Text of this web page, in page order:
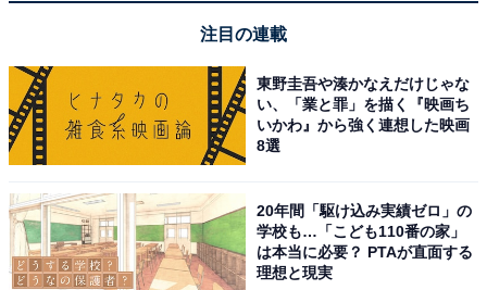
注目の連載
東野圭吾や湊かなえだけじゃな
い、「業と罪」を描く『映画ち
いかわ』から強く連想した映画
8選
20年間「駆け込み実績ゼロ」の
学校も…「こども110番の家」
は本当に必要？ PTAが直面する
理想と現実